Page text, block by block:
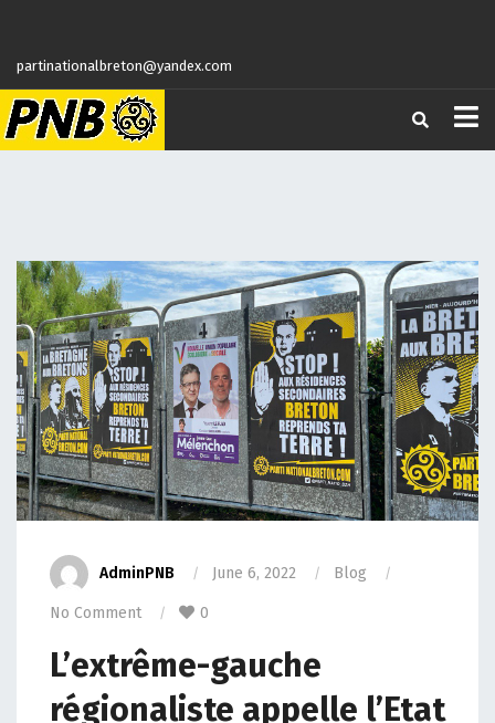
partinationalbreton@yandex.com
AdminPNB June 6, 2022 Blog
No Comment 0
L’extrême-gauche
régionaliste appelle l’Etat